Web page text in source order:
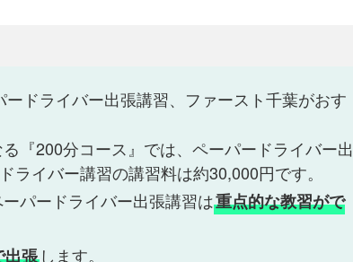
ードライバー出張講習、ファースト千葉がおす
『200分コース』では、ペーパードライバー出
イバー講習の講習料は約30,000円です。
パードライバー出張講習は重点的な教習がで
出張 します。